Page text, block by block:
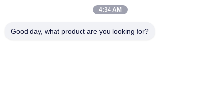
4:34 AM
Good day, what product are you looking for?